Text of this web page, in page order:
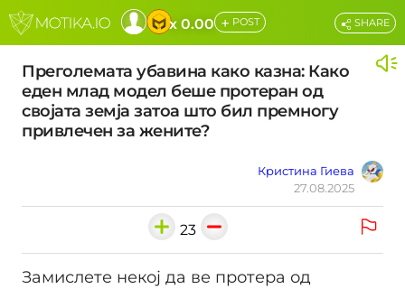
x 0.00 + POST
Преголемата убавина како казна: Како
еден млад модел беше протеран од
својата земја затоа што бил премногу
привлечен за жените?
Кристина Гиева
27.08.2025
SHARE
23
Замислете некој да ве протера од